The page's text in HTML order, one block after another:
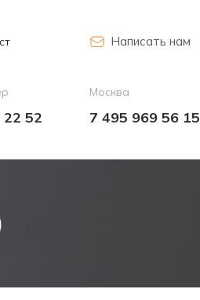
Написать нам
22 52
Москва
7 495 969 56 15